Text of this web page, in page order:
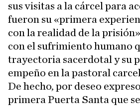
sus visitas a la cárcel para
fueron su «primera
con la realidad de la
con el sufrimiento humano
trayectoria sacerdotal y su
empeño en la pastoral
De hecho, por deseo
primera Puerta Santa que